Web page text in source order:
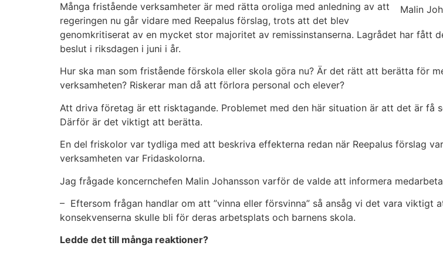
Malin
Många fristående verksamheter är med rätta oroliga med anledning av att
regeringen nu går vidare med Reepalus förslag, trots att det blev
genomkritiserat av en mycket stor majoritet av remissinstanserna. Lagrådet har fått
beslut i riksdagen i juni i år.
Hur ska man som fristående förskola eller skola göra nu? Är det rätt att berätta för
verksamheten? Riskerar man då att förlora personal och elever?
Att driva företag är ett risktagande. Problemet med den här situation är att det är få
Därför är det viktigt att berätta.
En del friskolor var tydliga med att beskriva effekterna redan när Reepalus förslag
verksamheten var Fridaskolorna.
Jag frågade koncernchefen Malin Johansson varför de valde att informera
– Eftersom frågan handlar om att ”vinna eller försvinna” så ansåg vi det vara
konsekvenserna skulle bli för deras arbetsplats och barnens skola.
Ledde det till många reaktioner?
Nödvändiga
Dessa kakor
går inte att
behövs för
webbplatsen
över huvud
För att vi ska
webbplatsen